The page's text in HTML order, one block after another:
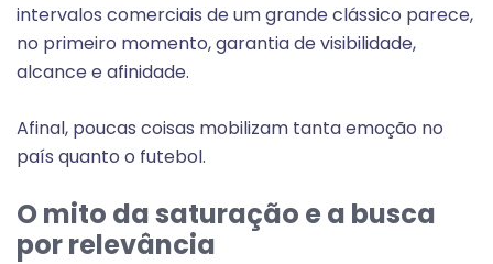
intervalos comerciais de um grande clássico parece,
no primeiro momento, garantia de visibilidade,
alcance e afinidade.
Afinal, poucas coisas mobilizam tanta emoção no
país quanto o futebol.
O mito da saturação e a busca
por relevância